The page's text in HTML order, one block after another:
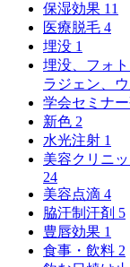
保湿効果 11
医療脱毛 4
埋没 1
埋没、フォ
ラジェン、
学会セミナ
新色 2
水光注射 1
美容クリニ
24
美容点滴 4
脇汗制汗剤 5
豊唇効果 1
食事・飲料 2